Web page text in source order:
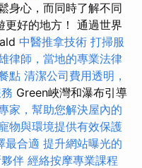
身心，而同時了解不同
更好的地方！ 通過世界
中醫推拿技術 打掃服
律師，當地的專業法律
點 清潔公司費用透明，
Green峽灣和瀑布引導
家，幫助您解決屋內的
物與環境提供有效保護
最合適 提升網站曝光的
伴 經絡按摩專業課程